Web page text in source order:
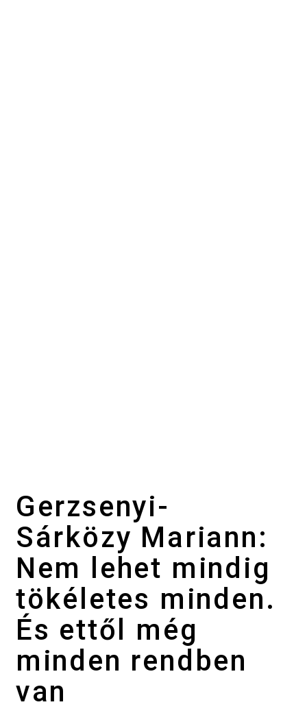
Gerzsenyi-
Sárközy Mariann:
Nem lehet mindig
tökéletes minden.
És ettől még
minden rendben
van